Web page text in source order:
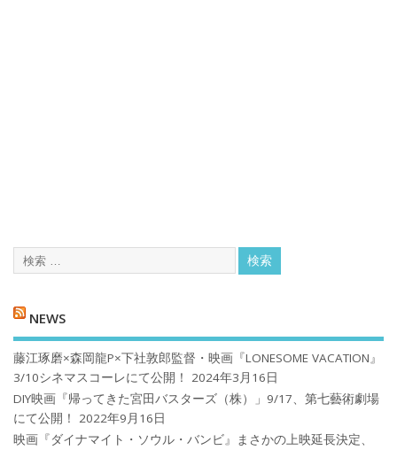
NEWS
藤江琢磨×森岡龍P×下社敦郎監督・映画『LONESOME VACATION』
3/10シネマスコーレにて公開！
2024年3月16日
DIY映画『帰ってきた宮田バスターズ（株）」9/17、第七藝術劇場
にて公開！
2022年9月16日
映画『ダイナマイト・ソウル・バンビ』まさかの上映延長決定、